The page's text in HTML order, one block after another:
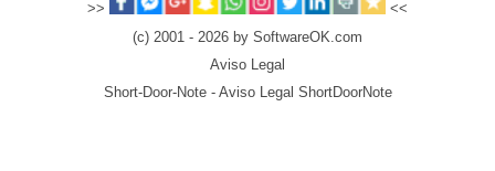
>>
<<
(c) 2001 - 2026 by SoftwareOK.com
Aviso Legal
Short-Door-Note - Aviso Legal ShortDoorNote